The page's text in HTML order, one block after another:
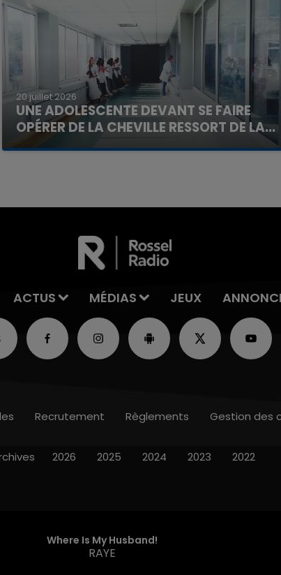
20 juillet 2026
UNE ADOLESCENTE DEVANT SE FAIRE
OPÉRER DE LA CHEVILLE RESSORT DE LA...
La famille a porté plainte contre la clinique qui a
7h00 - 11h00
La Team de l'été
ACTUS MÉDIAS JEUX
Where Is My Husband!
RAYE
Recrutement Règlements Gestion des
2026 2025 2024 2023 2022